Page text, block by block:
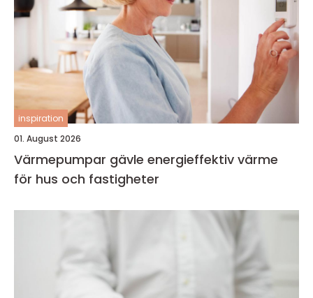
inspiration
01. August 2026
Värmepumpar gävle energieffektiv värme
för hus och fastigheter